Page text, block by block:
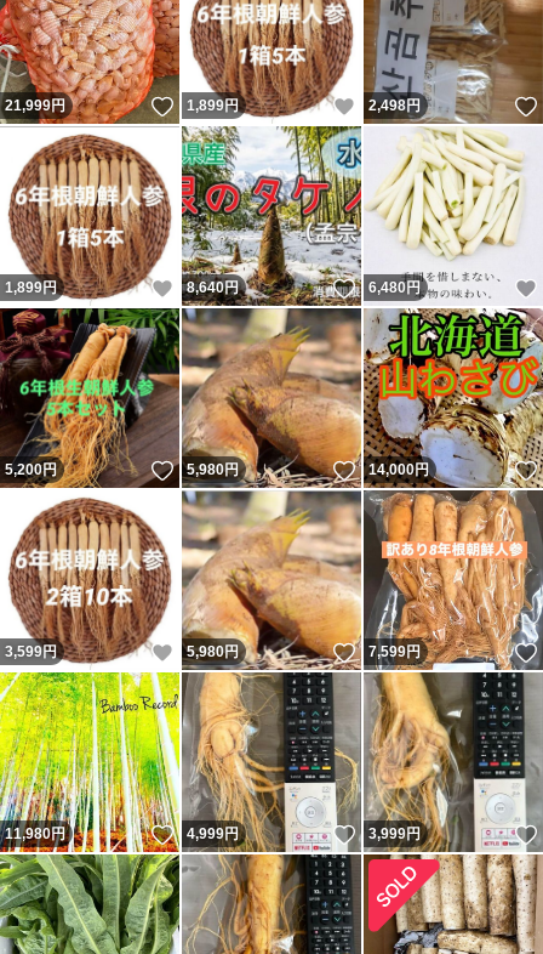
21,999円 いいね！
1,899円 いいね！
2,498円
1,899円 いいね！
8,640円 いいね！
6,480 円
5,200円 いいね！
5,980円 いいね！
14,000円
3,599円 いいね！
5,980円 いいね！
7,599円
11,980円 いいね！
4,999円 いいね！
3,999円